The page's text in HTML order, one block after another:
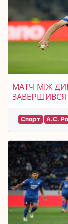
МАТЧ МІЖ
Спорт А.С.